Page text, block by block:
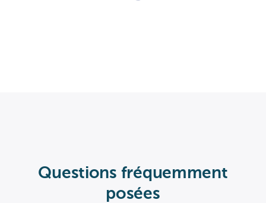
Questions fréquemment
posées